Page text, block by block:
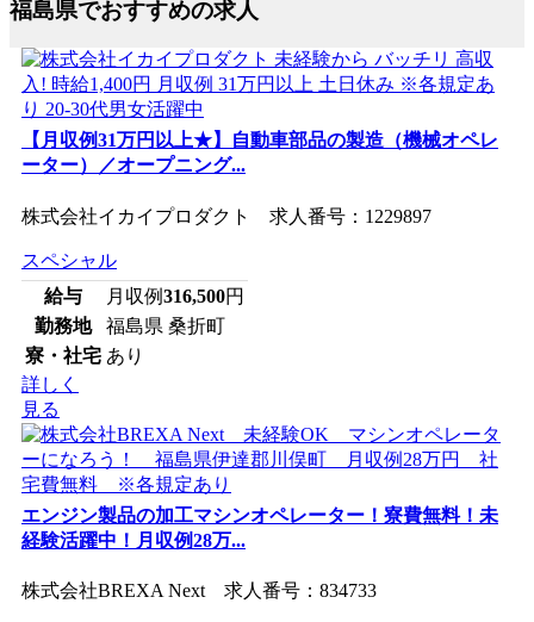
福島県でおすすめの求人
【月収例31万円以上★】自動車部品の製造（機械オペレ
ーター）／オープニング...
株式会社イカイプロダクト 求人番号：1229897
スペシャル
給与
月収例316,500円
勤務地
福島県 桑折町
寮・社宅 あり
詳しく
見る
エンジン製品の加工マシンオペレーター！寮費無料！未
経験活躍中！月収例28万...
株式会社BREXA Next 求人番号：834733